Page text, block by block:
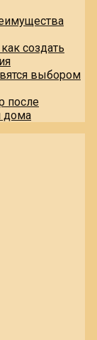
создать
выбором
после
дома